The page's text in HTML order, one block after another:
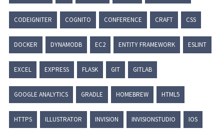
CODEIGNITER COGNITO CONFERENCE CRAFT CSS
DOCKER DYNAMODB EC2 ENTITY FRAMEWORK ESLINT
EXCEL EXPRESS FLASK GIT GITLAB
GOOGLE ANALYTICS GRADLE HOMEBREW HTML5
HTTPS ILLUSTRATOR INVISION INVISIONSTUDIO IOS